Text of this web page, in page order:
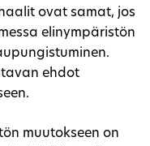
ovat samat, jos
elinympäristön
ehdot
muutokseen on